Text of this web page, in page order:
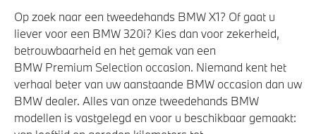
Op zoek naar een tweedehands BMW X1? Of gaat u
liever voor een BMW 320i? Kies dan voor zekerheid,
betrouwbaarheid en het gemak van een
BMW Premium Selection occasion. Niemand kent het
verhaal beter van uw aanstaande BMW occasion dan uw
BMW dealer. Alles van onze tweedehands BMW
modellen is vastgelegd en voor u beschikbaar gemaakt: